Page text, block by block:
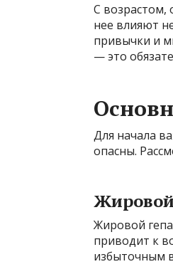
С возрастом,
нее влияют
привычки и
— это
Для начала
опасны.
Жировой
Жировой
приводит к
избыточным